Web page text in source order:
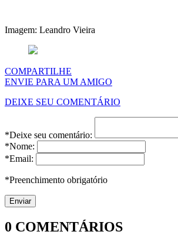
Imagem: Leandro Vieira
COMPARTILHE
ENVIE PARA UM AMIGO
DEIXE SEU COMENTÁRIO
*Deixe seu comentário:
*Nome:
*Email:
*Preenchimento obrigatório
0 COMENTÁRIOS